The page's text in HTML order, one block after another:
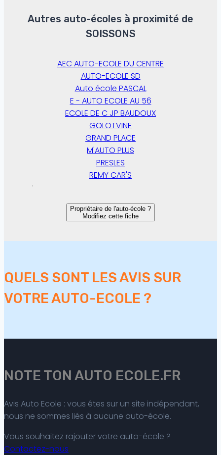
Autres auto-écoles à proximité de
SOISSONS
AEC AUTO-ECOLE DU CENTRE
AUTO-ECOLE SD
Auto école PASCAL
E - AUTO ECOLE AU 56
ECOLE DE C JP BAUDOUX
GOLOTVINE
GRAND PLACE
M'AUTO PLUS
PRESLES
REMY CAR'S
Propriétaire de l'auto-école ?
Modifiez cette fiche
QUELS SONT LES AVIS SUR
VOTRE AUTO-ECOLE ?
NOTE TON AUTO ECOLE.FR
Avis Auto Ecole : vous êtes sur un site indépendant,
nous ne sommes liés à aucune auto-école.
Vous souhaitez rajouter votre auto-école ?
Contactez-nous